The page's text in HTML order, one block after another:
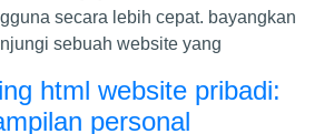
secara lebih cepat. bayangkan
sebuah website yang
html website pribadi:
personal